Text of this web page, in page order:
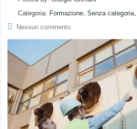
Categoria: Formazione, Senza
Nessun commento